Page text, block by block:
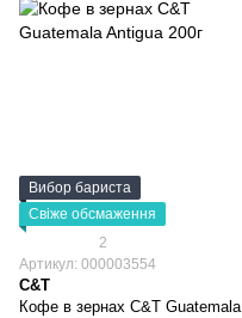
Вибор бариста
Свіже обсмаження
2
Артикул: 000003554
C&T
Кофе в зернах C&T Guatemala